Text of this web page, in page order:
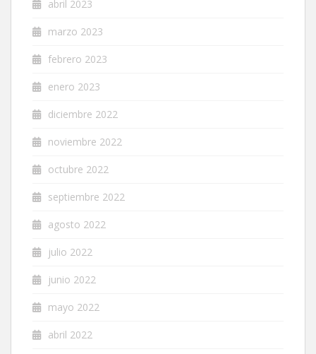
abril 2023
marzo 2023
febrero 2023
enero 2023
diciembre 2022
noviembre 2022
octubre 2022
septiembre 2022
agosto 2022
julio 2022
junio 2022
mayo 2022
abril 2022